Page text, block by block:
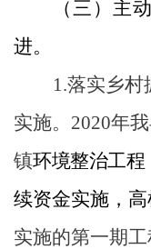
（三）主
进。
1.落实乡村
实施。 2020年
镇环境整治工程
续资金实施，高
实施的第一期